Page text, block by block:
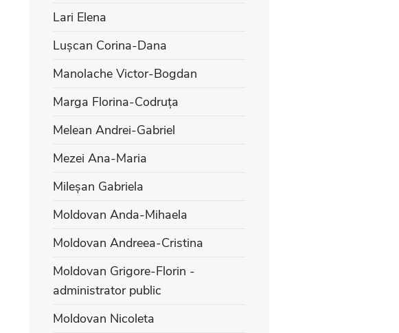
Lari Elena
Lușcan Corina-Dana
Manolache Victor-Bogdan
Marga Florina-Codruța
Melean Andrei-Gabriel
Mezei Ana-Maria
Mileșan Gabriela
Moldovan Anda-Mihaela
Moldovan Andreea-Cristina
Moldovan Grigore-Florin -
administrator public
Moldovan Nicoleta